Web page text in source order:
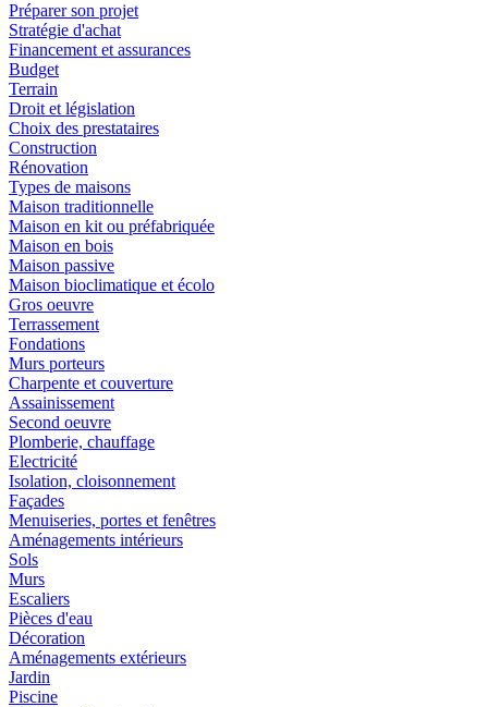
Préparer son projet
Stratégie d'achat
Financement et assurances
Budget
Terrain
Droit et législation
Choix des prestataires
Construction
Rénovation
Types de maisons
Maison traditionnelle
Maison en kit ou préfabriquée
Maison en bois
Maison passive
Maison bioclimatique et écolo
Gros oeuvre
Terrassement
Fondations
Murs porteurs
Charpente et couverture
Assainissement
Second oeuvre
Plomberie, chauffage
Electricité
Isolation, cloisonnement
Façades
Menuiseries, portes et fenêtres
Aménagements intérieurs
Sols
Murs
Escaliers
Pièces d'eau
Décoration
Aménagements extérieurs
Jardin
Piscine